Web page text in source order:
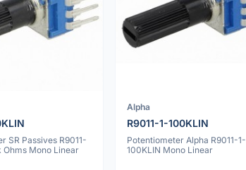
SR Passives R9011-
Ohms Mono Linear
Alpha
R9011-1-100KLIN
Potentiometer Alpha R9011-1-
100KLIN Mono Linear